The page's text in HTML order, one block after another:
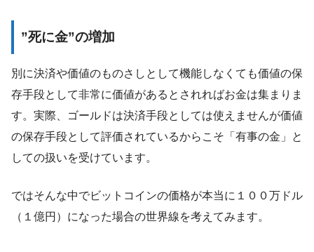
”死に金”の増加
別に決済や価値のものさしとして機能しなくても価値の保
存手段として非常に価値があるとされればお金は集まりま
す。実際、ゴールドは決済手段としては使えませんが価値
の保存手段として評価されているからこそ「有事の金」と
しての扱いを受けています。
ではそんな中でビットコインの価格が本当に１００万ドル
（１億円）になった場合の世界線を考えてみます。